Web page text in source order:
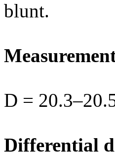
blunt.
D =
Differential